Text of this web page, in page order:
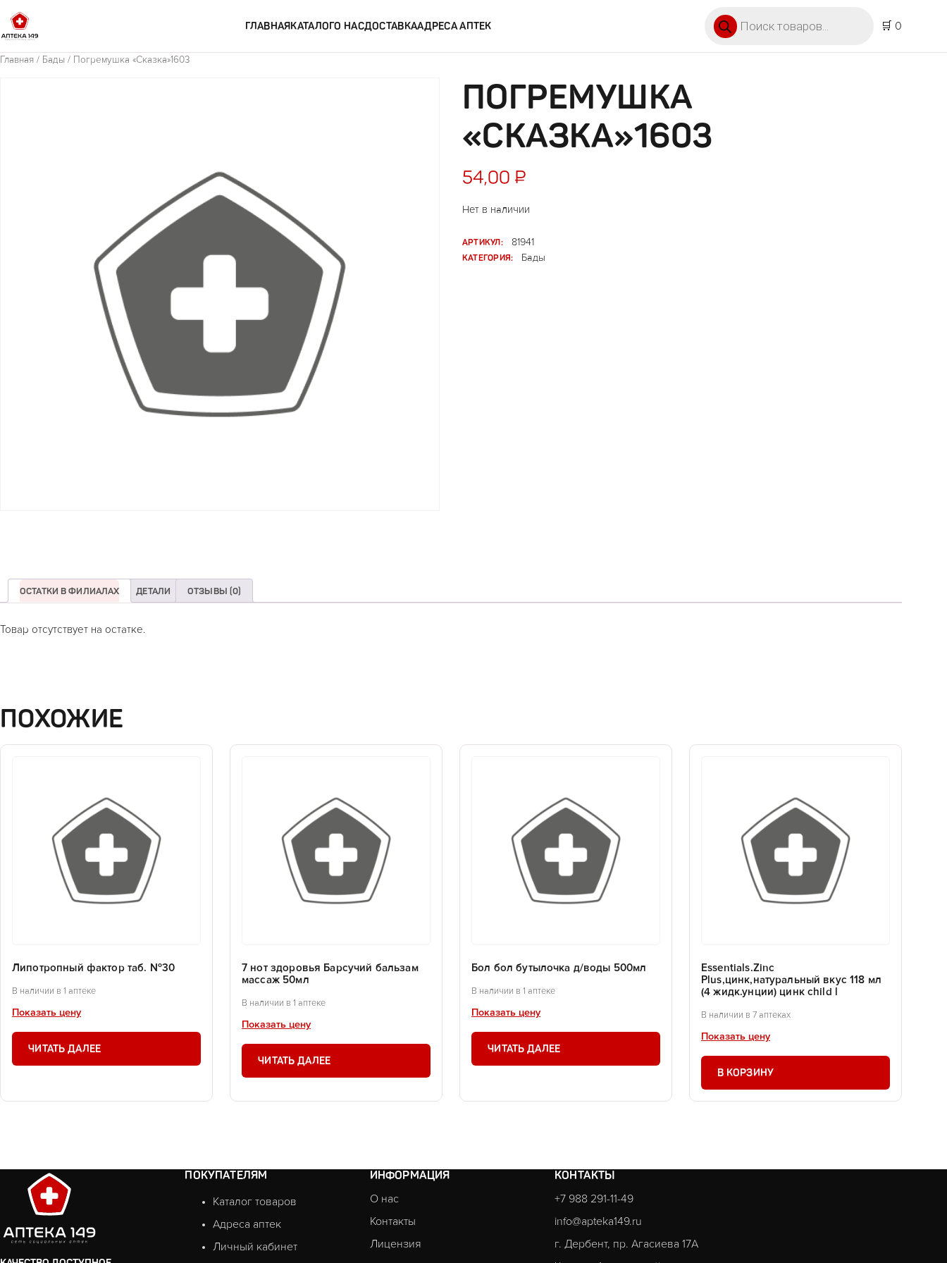
ГЛАВНАЯКАТАЛОГО НАСДОСТАВКААДРЕСА АПТЕК
🛒 0
Главная / Бады / Погремушка «Сказка»1603
ПОГРЕМУШКА
«СКАЗКА»1603
54,00 ₽
Нет в наличии
АРТИКУЛ:
81941
КАТЕГОРИЯ:
Бады
ОСТАТКИ В ФИЛИАЛАХ ДЕТАЛИ ОТЗЫВЫ (0)
Товар отсутствует на остатке.
ПОХОЖИЕ
Липотропный фактор таб. №30
В наличии в 1 аптеке
Показать цену
ЧИТАТЬ ДАЛЕЕ
7 нот здоровья Барсучий бальзам
массаж 50мл
В наличии в 1 аптеке
Показать цену
ЧИТАТЬ ДАЛЕЕ
Бол бол бутылочка д/воды 500мл
В наличии в 1 аптеке
Показать цену
ЧИТАТЬ ДАЛЕЕ
Essentials.Zinc
Plus,цинк,натуральный вкус 118 мл
(4 жидк.унции) цинк child l
В наличии в 7 аптеках
Показать цену
В КОРЗИНУ
ПОКУПАТЕЛЯМ
Каталог товаров
Адреса аптек
Личный кабинет
ИНФОРМАЦИЯ
О нас
Контакты
Лицензия
КОНТАКТЫ
+7 988 291-11-49
info@apteka149.ru
г. Дербент, пр. Агасиева 17А